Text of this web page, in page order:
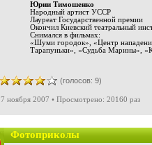
Юрии Тимошенко
Народный артист УССР
Лауреат Государственной премии
Окончил Киевский театральный
Снимался в фильмах:
«Шуми городок», «Центр
Тарапуньки», «Судьба Марины»,
(голосов: 9)
7 ноября 2007 • Просмотрено: 20160 раз
Фотоприколы